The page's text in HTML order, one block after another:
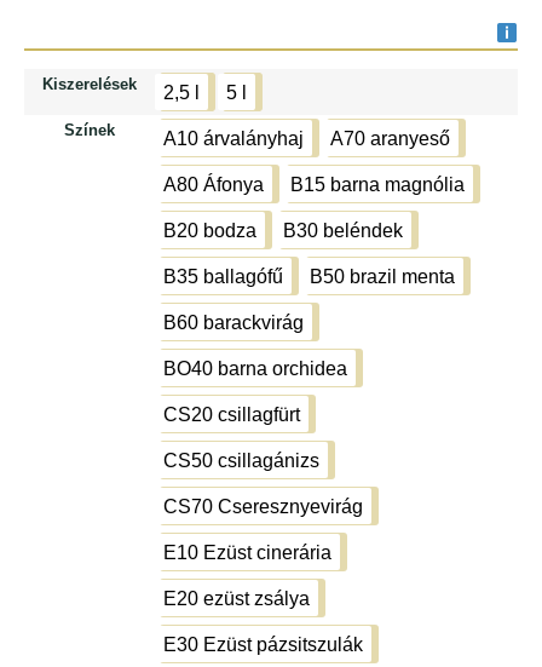
Kiszerelések 2,5 l
2,5 l
5 l
5 l
Színek
A10 árvalányhaj
A10 árvalányhaj
A70 aranyeső
A70 aranyeső
A80 Áfonya
A80 Áfonya
B15 barna magnólia
B15 barna magnólia
B20 bodza
B20 bodza
B30 beléndek
B30 beléndek
B35 ballagófű
B35 ballagófű
B50 brazil menta
B50 brazil menta
B60 barackvirág
B60 barackvirág
BO40 barna orchidea
BO40 barna orchidea
CS20 csillagfürt
CS20 csillagfürt
CS50 csillagánizs
CS50 csillagánizs
CS70 Cseresznyevirág
CS70 Cseresznyevirág
E10 Ezüst cinerária
E10 Ezüst cinerária
E20 ezüst zsálya
E20 ezüst zsálya
E30 Ezüst pázsitszulák
E30 Ezüst pázsitszulák